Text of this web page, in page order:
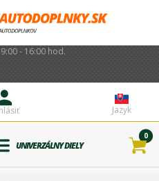
- 16:00 hod.
Jazyk
UNIVERZÁLNY DIELY
0